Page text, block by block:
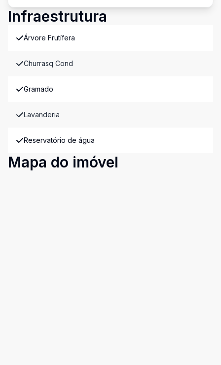
Infraestrutura
Árvore Frutífera
Churrasq Cond
Gramado
Lavanderia
Reservatório de água
Mapa do imóvel